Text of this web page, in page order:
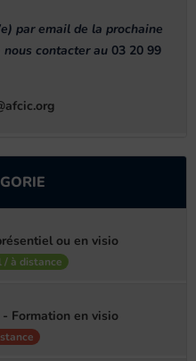
par email de la prochaine
contacter au 03 20 99
ou en visio
à distance
Formation en visio